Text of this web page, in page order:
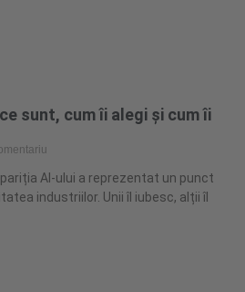
sunt, cum îi alegi și cum îi
AI-ului a reprezentat un punct
industriilor. Unii îl iubesc, alții îl